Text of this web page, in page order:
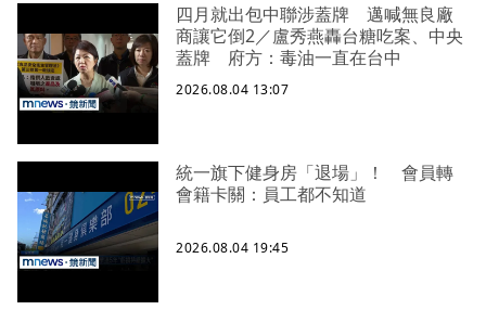
四月就出包中聯涉蓋牌 邁喊無良廠
商讓它倒2／盧秀燕轟台糖吃案、中央
蓋牌 府方：毒油一直在台中
2026.08.04 13:07
統一旗下健身房「退場」！ 會員轉
會籍卡關：員工都不知道
2026.08.04 19:45